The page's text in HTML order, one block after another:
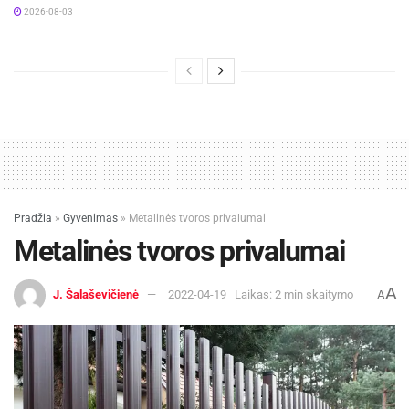
2026-08-03
Pradžia » Gyvenimas » Metalinės tvoros privalumai
Metalinės tvoros privalumai
J. Šalaševičienė 2022-04-19 Laikas: 2 min skaitymo AA